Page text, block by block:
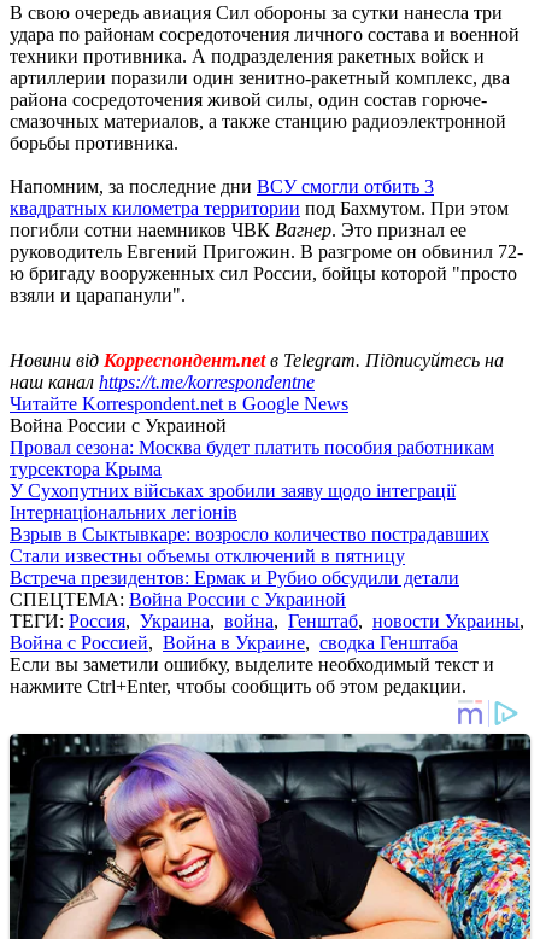
В свою очередь авиация Сил обороны за сутки нанесла три
удара по районам сосредоточения личного состава и военной
техники противника. А подразделения ракетных войск и
артиллерии поразили один зенитно-ракетный комплекс, два
района сосредоточения живой силы, один состав горюче-
смазочных материалов, а также станцию радиоэлектронной
борьбы противника.
Напомним, за последние дни ВСУ смогли отбить 3
квадратных километра территории под Бахмутом. При этом
погибли сотни наемников ЧВК Вагнер. Это признал ее
руководитель Евгений Пригожин. В разгроме он обвинил 72-
ю бригаду вооруженных сил России, бойцы которой "просто
взяли и царапанули".
Новини від Корреспондент.netв Telegram. Підписуйтесь на
наш канал https://t.me/korrespondentne
Читайте Korrespondent.net в Google News
Война России с Украиной
Провал сезона: Москва будет платить пособия работникам
турсектора Крыма
У Сухопутних військах зробили заяву щодо інтеграції
Інтернаціональних легіонів
Взрыв в Сыктывкаре: возросло количество пострадавших
Стали известны объемы отключений в пятницу
Встреча президентов: Ермак и Рубио обсудили детали
СПЕЦТЕМА: Война России с Украиной
ТЕГИ: Россия, Украина, война, Генштаб, новости Украины,
Война с Россией, Война в Украине, сводка Генштаба
Если вы заметили ошибку, выделите необходимый текст и
нажмите Ctrl+Enter, чтобы сообщить об этом редакции.